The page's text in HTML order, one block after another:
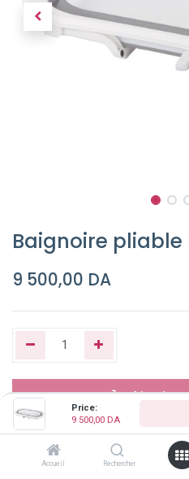
Price:
9 500,00 DA
Accueil Rechercher
Baignoire pliable
9 500,00 DA
Ajouter